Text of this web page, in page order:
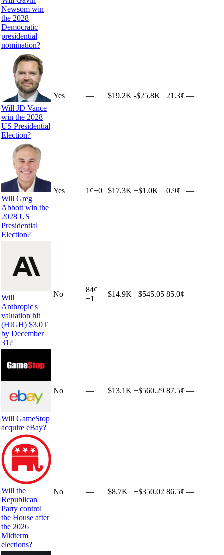
Newsom win
the 2028
Democratic
presidential
nomination?
Will JD Vance
win the 2028
US Presidential
Election?
Yes — $19.2K -$25.8K 21.3¢ —
Will Greg
Abbott win the
2028 US
Presidential
Election?
Yes 1 ¢+0 $17.3K +$1.0K 0.9¢ —
Will
Anthropic's
valuation hit
(HIGH) $3.0T
by December
31?
No
84¢
+1
$14.9K +$545.05 85.0¢ —
Will GameStop
acquire eBay?
No — $13.1K +$560.29 87.5¢ —
Will the
Republican
Party control
the House after
the 2026
Midterm
elections?
No — $8.7K +$350.02 86.5¢ —